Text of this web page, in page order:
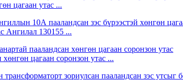
цагаан утас ...
Ангилал 130155 ...
цагаан соронзон утас ...